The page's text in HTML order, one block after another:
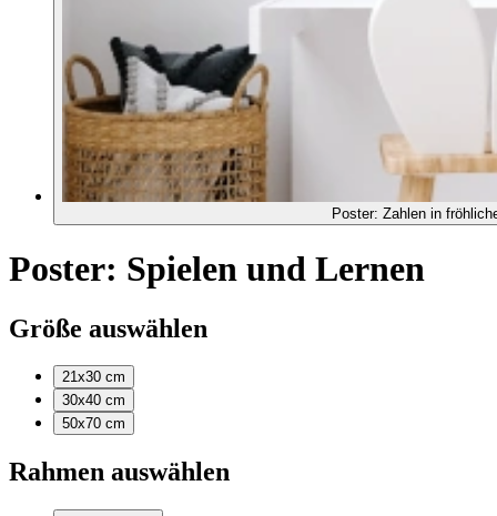
Poster: Zahlen in
Poster: Spielen und Lernen
Größe auswählen
21x30 cm
30x40 cm
50x70 cm
Rahmen auswählen